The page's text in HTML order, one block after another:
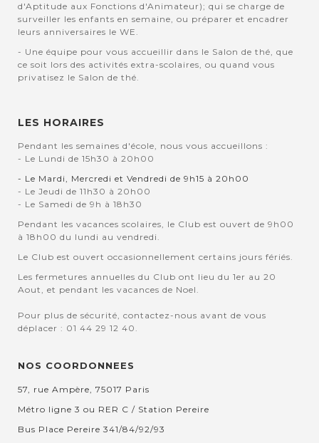
d'Aptitude aux Fonctions d'Animateur); qui se charge de
surveiller les enfants en semaine, ou préparer et encadrer
leurs anniversaires le WE.
- Une équipe pour vous accueillir dans le Salon de thé, que
ce soit lors des activités extra-scolaires, ou quand vous
privatisez le Salon de thé.
LES HORAIRES
Pendant les semaines d'école, nous vous accueillons :
- Le Lundi de 15h30 à 20h00
- Le Mardi, Mercredi et Vendredi de 9h15 à 20h00
- Le Jeudi de 11h30 à 20h00
- Le Samedi de 9h à 18h30
Pendant les vacances scolaires, le Club est ouvert de 9h00
à 18h00 du lundi au vendredi.
Le Club est ouvert occasionnellement certains jours fériés.
Les fermetures annuelles du Club ont lieu du 1er au 20
Aout, et pendant les vacances de Noel.
Pour plus de sécurité, contactez-nous avant de vous
déplacer : 01 44 29 12 40.
NOS COORDONNEES
57, rue Ampère, 75017 Paris
Métro ligne 3 ou RER C / Station Pereire
Bus Place Pereire 341/84/92/93